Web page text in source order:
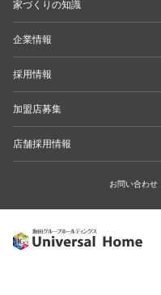
家づくりの知識
企業情報
採用情報
加盟店募集
店舗採用情報
お問い合わせ